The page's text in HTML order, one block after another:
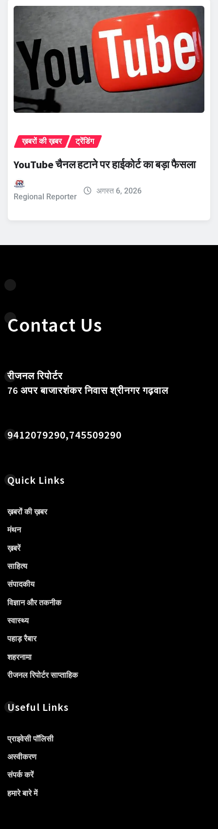
ख़बरों की ख़बर ट्रेंडिंग
YouTube चैनल हटाने पर हाईकोर्ट का बड़ा फैसला
Regional Reporter
अगस्त 6, 2026
Contact Us
रीजनल रिपोर्टर
76 अपर बाजारशंकर निवास श्रीनगर गढ़वाल
9412079290,745509290
Quick Links
ख़बरों की ख़बर
मंथन
ख़बरें
साहित्य
संपादकीय
विज्ञान और तकनीक
स्वास्थ्य
पहाड़ रैबार
शहरनामा
रीजनल रिपोर्टर साप्ताहिक
Useful Links
प्राइवेसी पॉलिसी
अस्वीकरण
संपर्क करें
हमारे बारे में